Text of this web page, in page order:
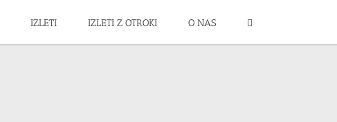
IZLETI IZLETI Z OTROKI O NAS